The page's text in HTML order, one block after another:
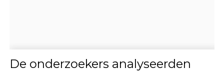
De onderzoekers analyseerden